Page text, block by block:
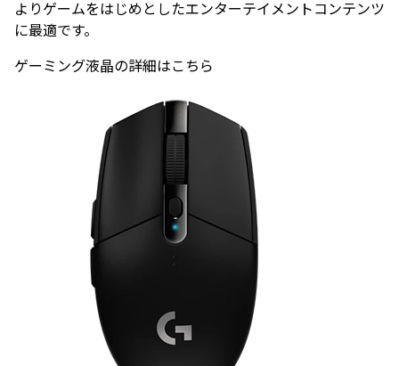
よりゲームをはじめとしたエンターテイメントコンテンツ
に最適です。
ゲーミング液晶の詳細はこちら